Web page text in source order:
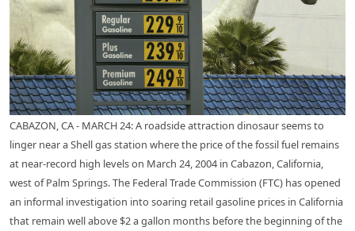
CABAZON, CA - MARCH 24: A roadside attraction dinosaur seems to
linger near a Shell gas station where the price of the fossil fuel remains
at near-record high levels on March 24, 2004 in Cabazon, California,
west of Palm Springs. The Federal Trade Commission (FTC) has opened
an informal investigation into soaring retail gasoline prices in California
that remain well above $2 a gallon months before the beginning of the